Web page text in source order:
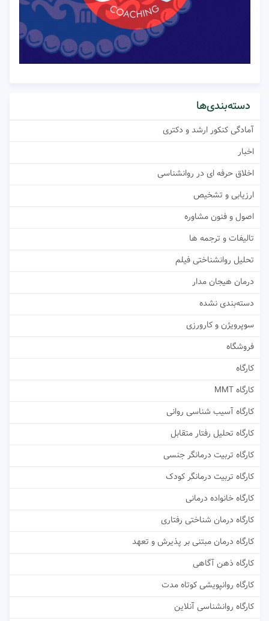
دسته‌بندی‌ها
آمادگی کنکور ارشد و دکتری
اخبار
اخلاق حرفه ای در روانشناسی
ارزیابی و تشخیص
اصول و فنون مشاوره
تالیفات و ترجمه ها
تحلیل روانشناختی فیلم
درمان هیجان مدار
دسته‌بندی نشده
سوپرویژن و کارورزی
فروشگاه
کارگاه
کارگاه MMT
کارگاه آسیب شناسی روانی
کارگاه تحلیل رفتار متقابل
کارگاه تربیت درمانگر جنسی
کارگاه تربیت درمانگر کودک
کارگاه خانواده درمانی
کارگاه درمان شناختی رفتاری
کارگاه درمان مبتنی بر پذیرش و تعهد
کارگاه ذهن آگاهی
کارگاه روانپویشی کوتاه مدت
کارگاه روانشناسی آنلاین